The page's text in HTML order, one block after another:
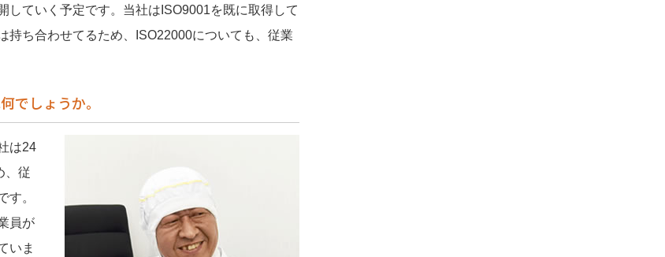
していく予定です。当社はISO9001を既に取得して
持ち合わせてるため、ISO22000についても、従業
でしょうか。
は24
、従
す。
員が
いま